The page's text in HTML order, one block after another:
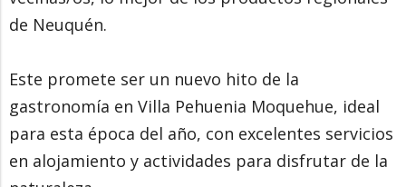
de Neuquén.
Este promete ser un nuevo hito de la
gastronomía en Villa Pehuenia Moquehue, ideal
para esta época del año, con excelentes servicios
en alojamiento y actividades para disfrutar de la